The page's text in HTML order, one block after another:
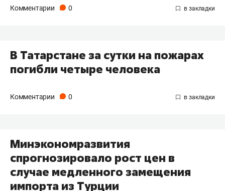
Комментарии 0
В Татарстане за сутки на пожарах
погибли четыре человека
Комментарии 0
Минэкономразвития
спрогнозировало рост цен в
случае медленного замещения
импорта из Турции